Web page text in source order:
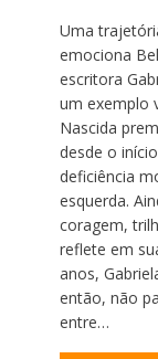
Uma
emociona
escritora
um exemplo
Nascida
desde o
deficiência
esquerda.
coragem,
reflete em
anos,
então, não
entre…